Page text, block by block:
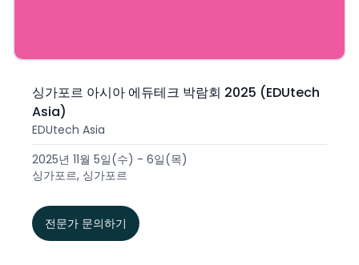
싱가포르 아시아 에듀테크 박람회 2025 (EDUtech
Asia)
EDUtech Asia
2025년 11월 5일(수) - 6일(목)
싱가포르, 싱가포르
전문가 문의하기